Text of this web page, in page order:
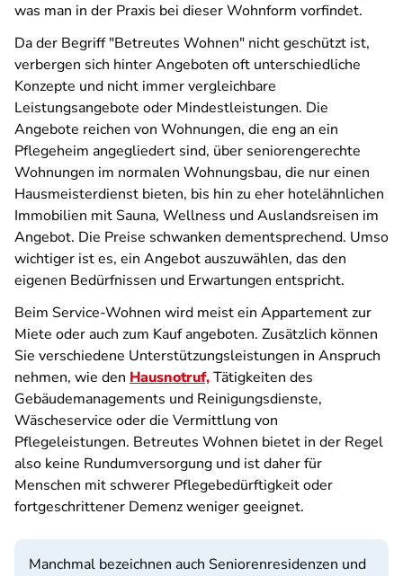
was man in der Praxis bei dieser Wohnform vorfindet.
Da der Begriff "Betreutes Wohnen" nicht geschützt ist,
verbergen sich hinter Angeboten oft unterschiedliche
Konzepte und nicht immer vergleichbare
Leistungsangebote oder Mindestleistungen. Die
Angebote reichen von Wohnungen, die eng an ein
Pflegeheim angegliedert sind, über seniorengerechte
Wohnungen im normalen Wohnungsbau, die nur einen
Hausmeisterdienst bieten, bis hin zu eher hotelähnlichen
Immobilien mit Sauna, Wellness und Auslandsreisen im
Angebot. Die Preise schwanken dementsprechend. Umso
wichtiger ist es, ein Angebot auszuwählen, das den
eigenen Bedürfnissen und Erwartungen entspricht.
Beim Service-Wohnen wird meist ein Appartement zur
Miete oder auch zum Kauf angeboten. Zusätzlich können
Sie verschiedene Unterstützungsleistungen in Anspruch
nehmen, wie den Hausnotruf,Tätigkeiten des
Gebäudemanagements und Reinigungsdienste,
Wäscheservice oder die Vermittlung von
Pflegeleistungen. Betreutes Wohnen bietet in der Regel
also keine Rundumversorgung und ist daher für
Menschen mit schwerer Pflegebedürftigkeit oder
fortgeschrittener Demenz weniger geeignet.
Manchmal bezeichnen auch Seniorenresidenzen und